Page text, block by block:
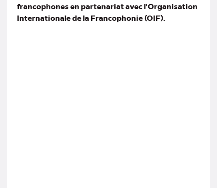
francophones en partenariat avec l'Organisation
Internationale de la Francophonie (OIF).